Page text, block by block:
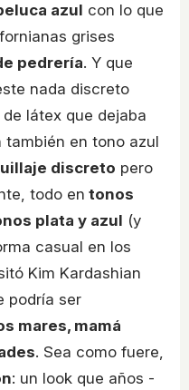
azul con lo que
grises
pedrería. Y que
nada discreto
látex que dejaba
en tono azul
discreto pero
todo en tonos
plata y azul (y
casual en los
Kim Kardashian
podría ser
mares, mamá
. Sea como fuere,
: un look que años -